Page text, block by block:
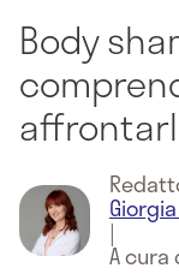
Body
|
A cura